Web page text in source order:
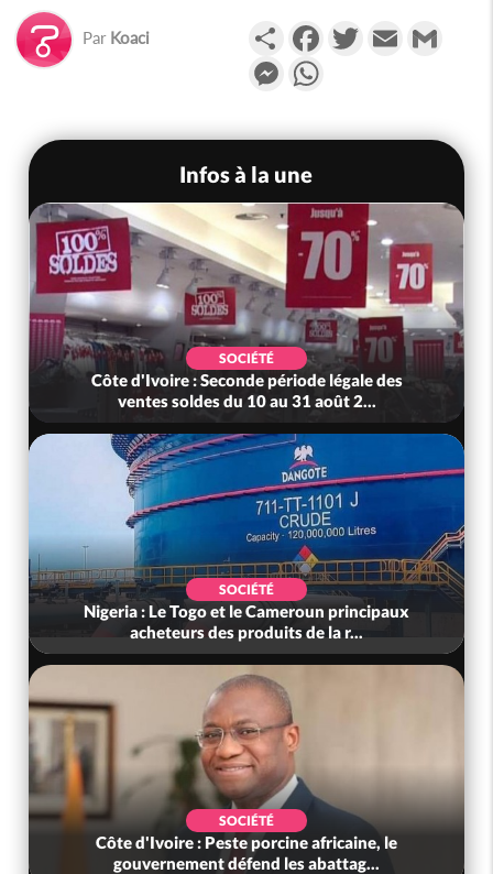
Par Koaci PartagerFacebookTwitterEmail
Messenger
Infos à la une
SOCIÉTÉ
Côte d'Ivoire : Seconde période légale des
ventes soldes du 10 au 31 août 2...
SOCIÉTÉ
Nigeria : Le Togo et le Cameroun principaux
acheteurs des produits de la r...
SOCIÉTÉ
Côte d'Ivoire : Peste porcine africaine, le
gouvernement défend les abattag...